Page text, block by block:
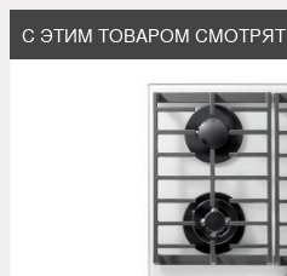
С ЭТИМ ТОВАРОМ СМОТРЯТ